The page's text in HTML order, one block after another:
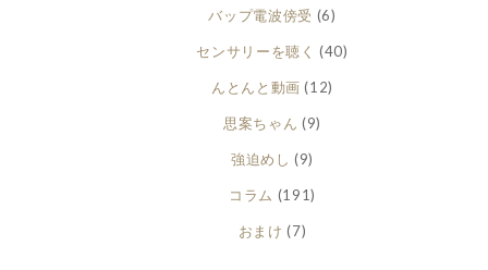
バップ電波傍受 (6)
センサリーを聴く (40)
んとんと動画 (12)
思案ちゃん (9)
強迫めし (9)
コラム (191)
おまけ (7)